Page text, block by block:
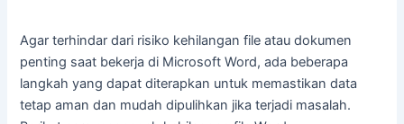
Agar terhindar dari risiko kehilangan file atau dokumen
penting saat bekerja di Microsoft Word, ada beberapa
langkah yang dapat diterapkan untuk memastikan data
tetap aman dan mudah dipulihkan jika terjadi masalah.